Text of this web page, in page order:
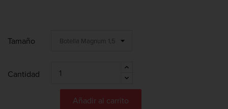
Tamaño
Cantidad
Añadir al carrito